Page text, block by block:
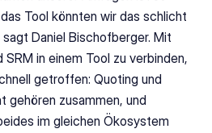
Tool könnten wir das schlicht
Daniel Bischofberger. Mit
in einem Tool zu verbinden,
getroffen: Quoting und
gehören zusammen, und
im gleichen Ökosystem